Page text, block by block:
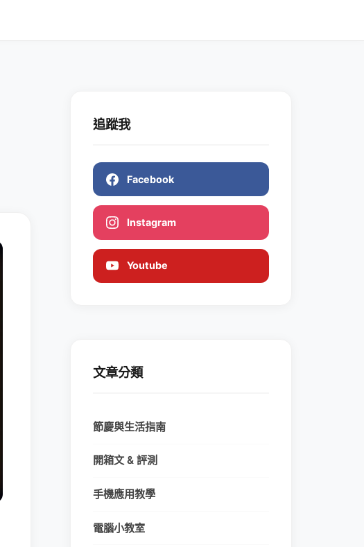
追蹤我
Facebook
Instagram
Youtube
文章分類
節慶與生活指南
開箱文 & 評測
手機應用教學
電腦小教室